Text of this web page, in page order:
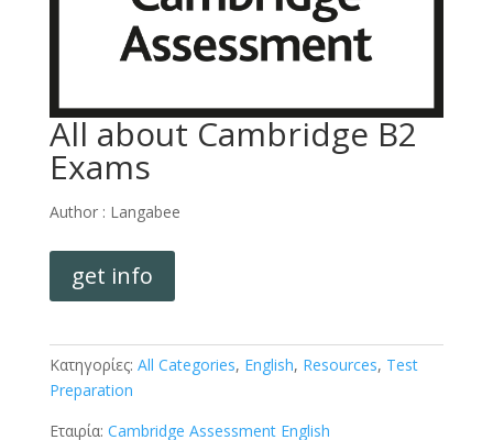
All about Cambridge B2
Exams
Author : Langabee
get info
Κατηγορίες: All Categories, English, Resources, Test
Preparation
Εταιρία: Cambridge Assessment English